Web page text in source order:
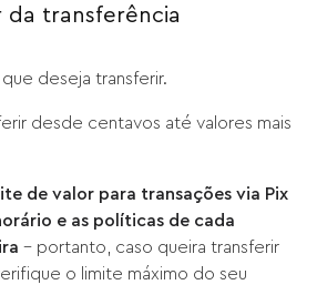
da transferência
deseja transferir.
desde centavos até valores mais
de valor para transações via Pix
e as políticas de cada
– portanto, caso queira transferir
o limite máximo do seu